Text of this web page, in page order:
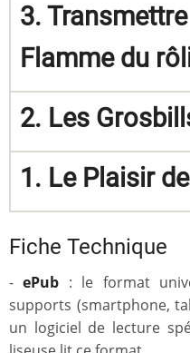
3.
Flamme du
2. Les
1. Le Plaisir
Fiche Technique
-ePub : le format
supports (smartphone,
un logiciel de lecture